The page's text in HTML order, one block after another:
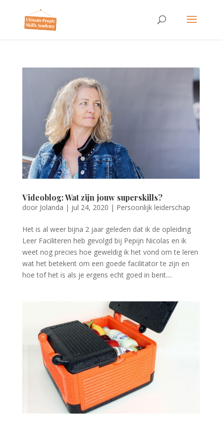
Videoblog: Wat zijn jouw superskills?
door Jolanda | jul 24, 2020 | Persoonlijk leiderschap
Het is al weer bijna 2 jaar geleden dat ik de opleiding
Leer Faciliteren heb gevolgd bij Pepijn Nicolas en ik
weet nog precies hoe geweldig ik het vond om te leren
wat het betekent om een goede facilitator te zijn en
hoe tof het is als je ergens echt goed in bent....